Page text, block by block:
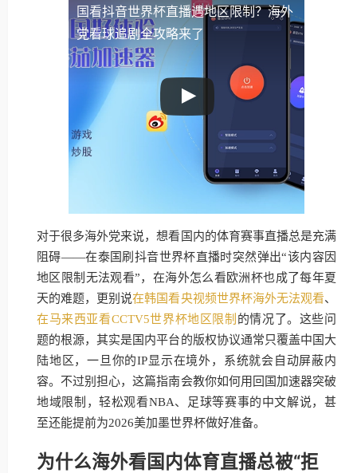
国看抖音世界杯直播遇地区限制？海外
党看球追剧全攻略来了
对于很多海外党来说，想看国内的体育赛事直播总是充满
阻碍——在泰国刷抖音世界杯直播时突然弹出“该内容因
地区限制无法观看”，在海外怎么看欧洲杯也成了每年夏
天的难题，更别说在韩国看央视频世界杯海外无法观看、
在马来西亚看CCTV5世界杯地区限制 的情况了。这些问
题的根源，其实是国内平台的版权协议通常只覆盖中国大
陆地区，一旦你的IP显示在境外，系统就会自动屏蔽内
容。不过别担心，这篇指南会教你如何用回国加速器突破
地域限制，轻松观看NBA、足球等赛事的中文解说，甚
至还能提前为2026美加墨世界杯做好准备。
为什么海外看国内体育直播总被“拒